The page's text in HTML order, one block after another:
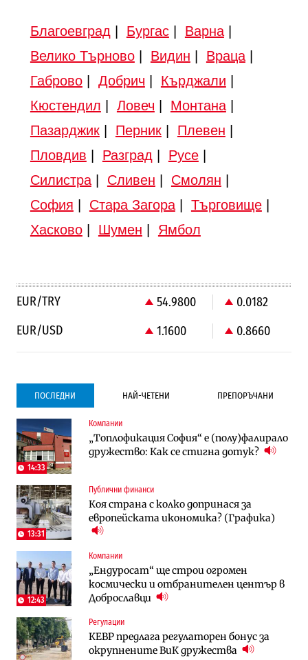
Благоевград Бургас| Варна|
Велико Търново| Видин Враца|
Габрово| Добрич Кърджали
Кюстендил
Ловеч Монтана|
Пазарджик| Перник| Плевен
Пловдив
Разград Русе|
Силистра| Сливен Смолян
София
Стара Загора| Търговище|
Хасково| Шумен Ямбол
EUR/TRY 54.9800
0.0182
EUR/USD
1.1600 0.8660
ПОСЛЕДНИ НАЙ-ЧЕТЕНИ ПРЕПОРЪЧАНИ
14:33
Компании
„Топлофикация София“ e (полу)фалирало
дружество: Как се стигна дотук?
13:31
Публични финанси
Коя страна с колко допринася за
европейската икономика? (Графика)
12:43
Компании
„Ендуросат“ ще строи огромен
космически и отбранителен център в
Доброславци
Регулации
КЕВР предлага регулаторен бонус за
окрупнените ВиК дружества
Градоустройство
Столична община избра изпълнител за
преместването на трамвайното
Компании
Vivacom предлага над 150 устройства с
90% отстъпка през август
Енергетика
АЕЦ „Козлодуй“ ще работи само още
няколко седмици, ако сушата продължи
Публични финанси
Общините вече зависят от
централната власт за 75% от
Компании
Vivacom предлага над 150 устройства с
90% отстъпка през август
To:know
Последни дни с обозначаване на цените
в лева: Какво предстои?
To:know
Какво се променя в България от 1
август?
Отрасли
Жилищата в България поскъпват при
намаляващо население и все повече